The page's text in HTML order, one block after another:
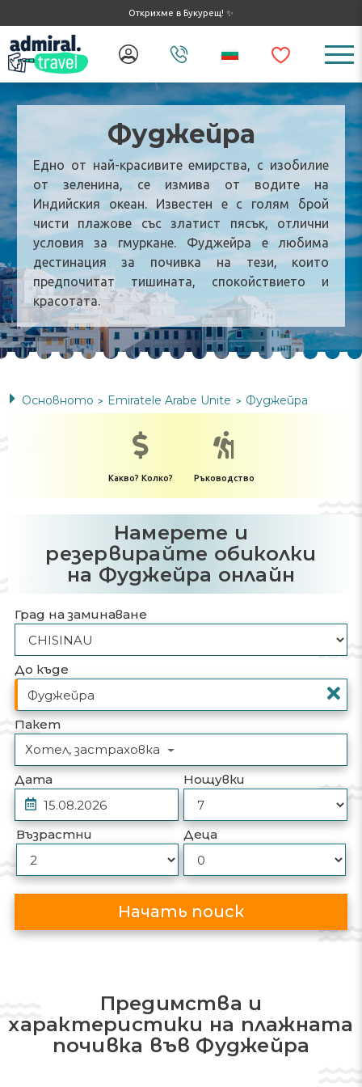
Открихме в Букурещ! ✨
Фуджейра
Едно от най-красивите емирства, с изобилие
от зеленина, се измива от водите на
Индийския океан. Известен е с голям брой
чисти плажове със златист пясък, отлични
условия за гмуркане. Фуджейра е любима
дестинация за почивка на тези, които
предпочитат тишината, спокойствието и
красотата.
Основното > Emiratele Arabe Unite > Фуджейра
Какво? Колко? Ръководство
Намерете и
резервирайте обиколки
на Фуджейра онлайн
Град на заминаване
До къде
Пакет
Хотел, застраховка
Дата
Нощувки
Възрастни Деца
Начать поиск
Предимства и
характеристики на плажната
почивка във Фуджейра